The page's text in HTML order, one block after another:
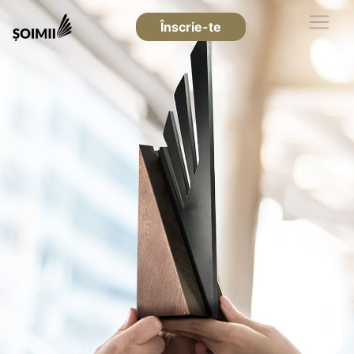
Înscrie-te